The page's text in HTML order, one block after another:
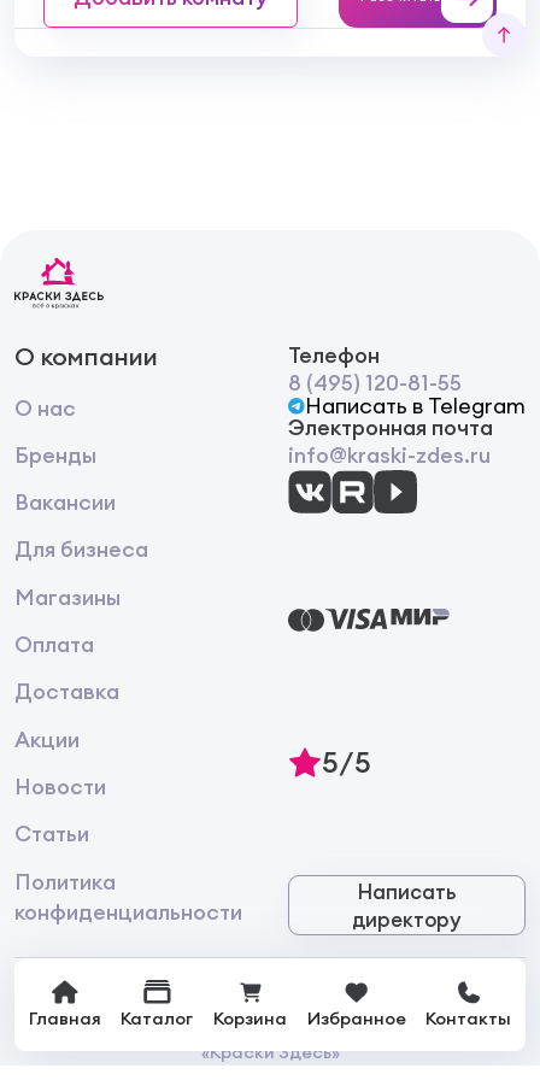
Главная Каталог Корзина Избранное Контакты
О компании
О нас
Бренды
Вакансии
Для бизнеса
Магазины
Оплата
Доставка
Акции
Новости
Статьи
Политика
конфиденциальности
Телефон
8 (495) 120-81-55
Написать в Telegram
Электронная почта
info@kraski-zdes.ru
5/5
Написать
директору
© 2026 Интернет-магазин лакокрасочной продукции
«Краски Здесь»